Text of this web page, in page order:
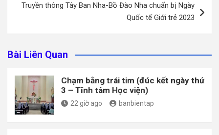
viếtTruyền thông Tây Ban Nha-Bồ Đào Nha chuẩn bị Ngày
Quốc tế Giới trẻ 2023
Bài Liên Quan
Chạm bằng trái tim (đúc kết ngày thứ
3 – Tĩnh tâm Học viện)
22 giờ ago banbientap